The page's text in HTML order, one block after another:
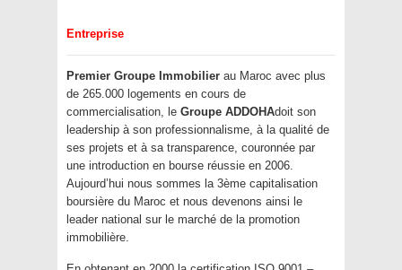
Entreprise
Premier Groupe Immobilier au Maroc avec plus
de 265.000 logements en cours de
commercialisation, le Groupe ADDOHAdoit son
leadership à son professionnalisme, à la qualité de
ses projets et à sa transparence, couronnée par
une introduction en bourse réussie en 2006.
Aujourd’hui nous sommes la 3ème capitalisation
boursière du Maroc et nous devenons ainsi le
leader national sur le marché de la promotion
immobilière.